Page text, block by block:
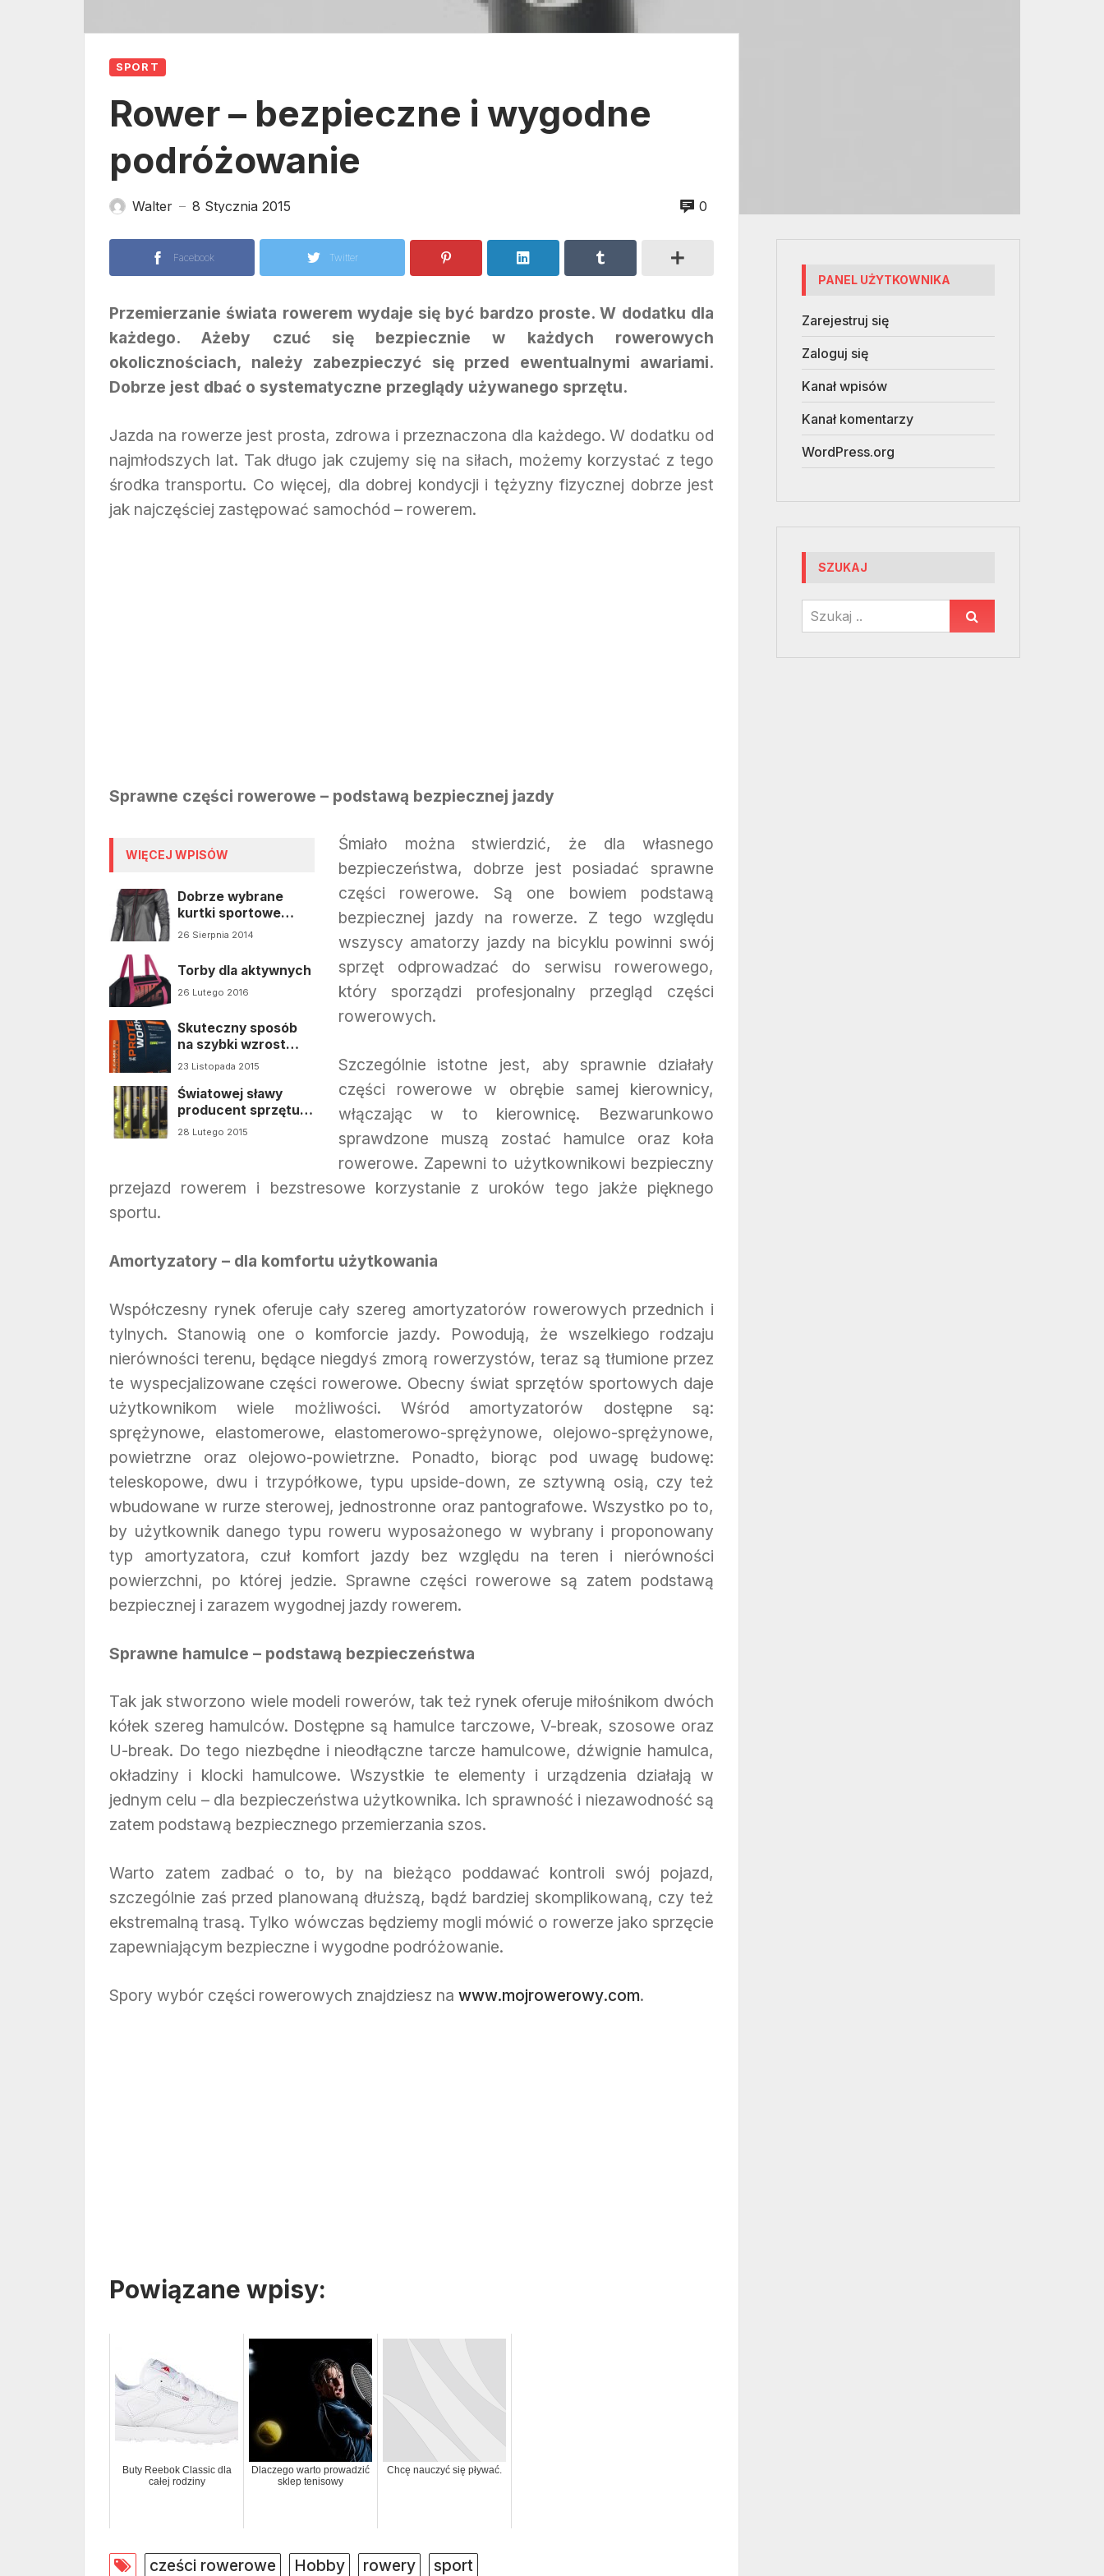
SPORT
Rower – bezpieczne i wygodne
podróżowanie
Walter — 8 Stycznia 2015 0
Facebook Twitter
Przemierzanie świata rowerem wydaje się być bardzo proste. W dodatku dla
każdego. Ażeby czuć się bezpiecznie w każdych rowerowych
okolicznościach, należy zabezpieczyć się przed ewentualnymi awariami.
Dobrze jest dbać o systematyczne przeglądy używanego sprzętu.
Jazda na rowerze jest prosta, zdrowa i przeznaczona dla każdego. W dodatku od
najmłodszych lat. Tak długo jak czujemy się na siłach, możemy korzystać z tego
środka transportu. Co więcej, dla dobrej kondycji i tężyzny fizycznej dobrze jest
jak najczęściej zastępować samochód – rowerem.
Sprawne części rowerowe – podstawą bezpiecznej jazdy
WIĘCEJ WPISÓW
Dobrze wybrane
kurtki sportowe
damskie i ich cechy
26 Sierpnia 2014
Torby dla aktywnych
26 Lutego 2016
Skuteczny sposób
na szybki wzrost
beztłuszczowej
23 Listopada 2015
Światowej sławy
producent sprzętu
sportowego – Wilson
28 Lutego 2015
Śmiało można stwierdzić, że dla własnego
bezpieczeństwa, dobrze jest posiadać sprawne
części rowerowe. Są one bowiem podstawą
bezpiecznej jazdy na rowerze. Z tego względu
wszyscy amatorzy jazdy na bicyklu powinni swój
sprzęt odprowadzać do serwisu rowerowego,
który sporządzi profesjonalny przegląd części
rowerowych.
Szczególnie istotne jest, aby sprawnie działały
części rowerowe w obrębie samej kierownicy,
włączając w to kierownicę. Bezwarunkowo
sprawdzone muszą zostać hamulce oraz koła
rowerowe. Zapewni to użytkownikowi bezpieczny
przejazd rowerem i bezstresowe korzystanie z uroków tego jakże pięknego
sportu.
Amortyzatory – dla komfortu użytkowania
Współczesny rynek oferuje cały szereg amortyzatorów rowerowych przednich i
tylnych. Stanowią one o komforcie jazdy. Powodują, że wszelkiego rodzaju
nierówności terenu, będące niegdyś zmorą rowerzystów, teraz są tłumione przez
te wyspecjalizowane części rowerowe. Obecny świat sprzętów sportowych daje
użytkownikom wiele możliwości. Wśród amortyzatorów dostępne są:
sprężynowe, elastomerowe, elastomerowo-sprężynowe, olejowo-sprężynowe,
powietrzne oraz olejowo-powietrzne. Ponadto, biorąc pod uwagę budowę:
teleskopowe, dwu i trzypółkowe, typu upside-down, ze sztywną osią, czy też
wbudowane w rurze sterowej, jednostronne oraz pantografowe. Wszystko po to,
by użytkownik danego typu roweru wyposażonego w wybrany i proponowany
typ amortyzatora, czuł komfort jazdy bez względu na teren i nierówności
powierzchni, po której jedzie. Sprawne części rowerowe są zatem podstawą
bezpiecznej i zarazem wygodnej jazdy rowerem.
Sprawne hamulce – podstawą bezpieczeństwa
Tak jak stworzono wiele modeli rowerów, tak też rynek oferuje miłośnikom dwóch
kółek szereg hamulców. Dostępne są hamulce tarczowe, V-break, szosowe oraz
U-break. Do tego niezbędne i nieodłączne tarcze hamulcowe, dźwignie hamulca,
okładziny i klocki hamulcowe. Wszystkie te elementy i urządzenia działają w
jednym celu – dla bezpieczeństwa użytkownika. Ich sprawność i niezawodność są
zatem podstawą bezpiecznego przemierzania szos.
Warto zatem zadbać o to, by na bieżąco poddawać kontroli swój pojazd,
szczególnie zaś przed planowaną dłuższą, bądź bardziej skomplikowaną, czy też
ekstremalną trasą. Tylko wówczas będziemy mogli mówić o rowerze jako sprzęcie
zapewniającym bezpieczne i wygodne podróżowanie.
Spory wybór części rowerowych znajdziesz na www.mojrowerowy.com.
Powiązane wpisy:
Buty Reebok Classic dla
całej rodziny
Dlaczego warto prowadzić
sklep tenisowy
Chcę nauczyć się pływać.
cześci rowerowe Hobby rowery sport
PANEL UŻYTKOWNIKA
Zarejestruj się
Zaloguj się
Kanał wpisów
Kanał komentarzy
WordPress.org
SZUKAJ